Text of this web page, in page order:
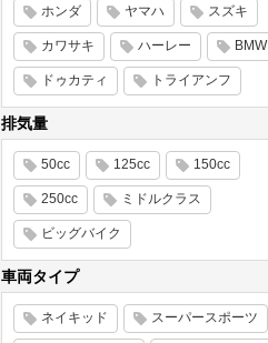
ホンダ ヤマハ スズキ
カワサキ ハーレー BMW
ドゥカティ トライアンフ
排気量
50cc 125cc 150cc
250cc ミドルクラス
ビッグバイク
車両タイプ
ネイキッド スーパースポーツ